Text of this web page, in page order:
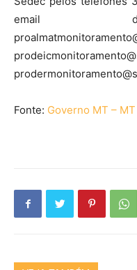
email
Fonte: Governo MT – MT